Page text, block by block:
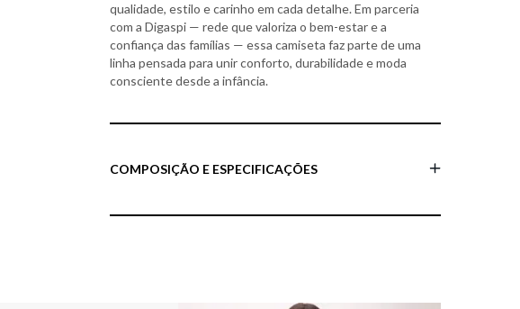
qualidade, estilo e carinho em cada detalhe. Em parceria
com a Digaspi — rede que valoriza o bem-estar e a
confiança das famílias — essa camiseta faz parte de uma
linha pensada para unir conforto, durabilidade e moda
consciente desde a infância.
COMPOSIÇÃO E ESPECIFICAÇÕES